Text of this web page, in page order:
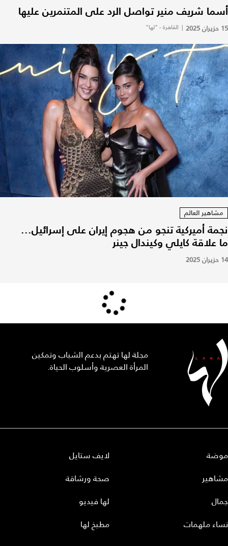
أسما شريف منير تواصل الرد على المتنمرين عليها
15 حزيران 2025 | القاهرة - "لها"
مشاهير العالم
نجمة أميركية تنجو من هجوم إيران على إسرائيل...
ما علاقة كايلي وكيندال جينر
14 حزيران 2025
مجلة لها تهتم بدعم الشباب وتمكين
المرأة العصرية وأسلوب الحياة.
موضة
مشاهير
جمال
نساء ملهمات
لايف ستايل
صحة ورشاقة
لها فيديو
مطبخ لها